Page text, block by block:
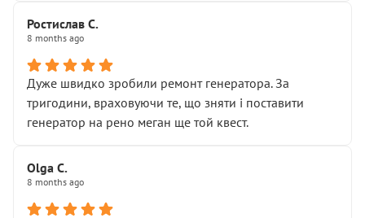
Хотілося б більше:
• належної уваги до авто
• прозорості в роботах і рахунках
• реальної діагностики, а не формального
“подивились і поїхав”
На жаль, складається враження, що сервіс працює не
Стосовно комунікації - все добре
звертатися до цього автосервісу.
Ростислав С.
8 months ago
Дуже швидко зробили ремонт генератора. За
тригодини, враховуючи те, що зняти і поставити
генератор на рено меган ще той квест.
Olga С.
8 months ago